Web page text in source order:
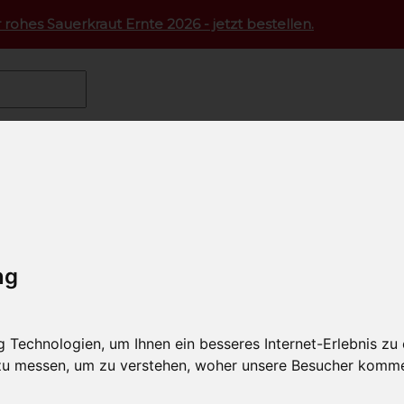
um Ihnen ein besseres Internet-Erlebnis zu
messen, um zu verstehen, woher unsere Besucher
rohes Sauerkraut Ernte 2026 - jetzt bestellen.